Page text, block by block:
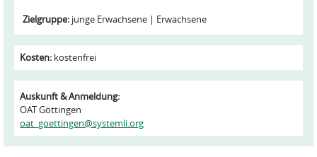
Zielgruppe: junge Erwachsene Erwachsene
Kosten: kostenfrei
Auskunft & Anmeldung:
OAT Göttingen
oat_goettingen@systemli.org